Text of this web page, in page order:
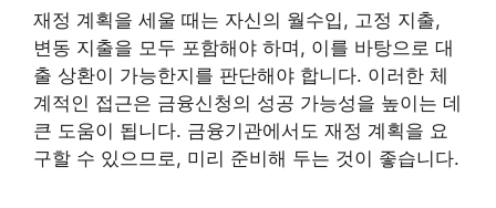
재정 계획을 세울 때는 자신의 월수입, 고정 지출,
변동 지출을 모두 포함해야 하며, 이를 바탕으로 대
출 상환이 가능한지를 판단해야 합니다. 이러한 체
계적인 접근은 금융신청의 성공 가능성을 높이는 데
큰 도움이 됩니다. 금융기관에서도 재정 계획을 요
구할 수 있으므로, 미리 준비해 두는 것이 좋습니다.